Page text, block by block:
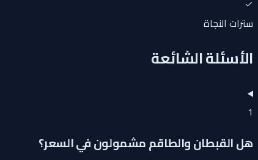
سترات النجاة
الأسئلة الشائعة
1
هل القبطان والطاقم مشمولون في السعر؟